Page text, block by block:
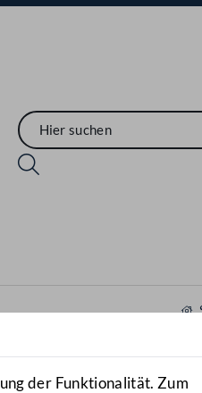
der Funktionalität. Zum